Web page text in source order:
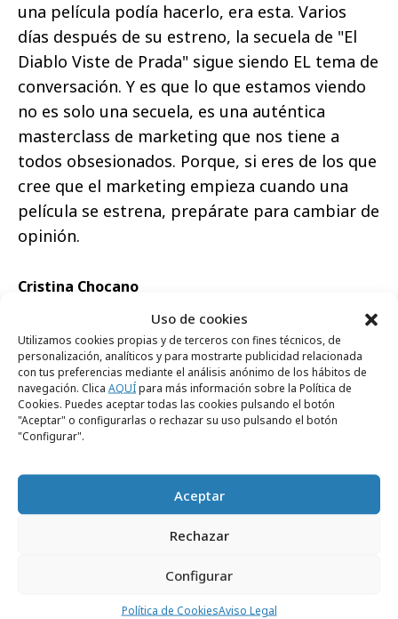
Uso de cookies
Utilizamos cookies propias y de terceros con fines técnicos, de
personalización, analíticos y para mostrarte publicidad relacionada
con tus preferencias mediante el análisis anónimo de los hábitos de
navegación. Clica AQUÍpara más información sobre la Política de
Cookies. Puedes aceptar todas las cookies pulsando el botón
"Aceptar" o configurarlas o rechazar su uso pulsando el botón
"Configurar".
Aceptar
Rechazar
Configurar
Política de CookiesAviso Legal
una película podía hacerlo, era esta. Varios
días después de su estreno, la secuela de "El
Diablo Viste de Prada" sigue siendo EL tema de
conversación. Y es que lo que estamos viendo
no es solo una secuela, es una auténtica
masterclass de marketing que nos tiene a
todos obsesionados. Porque, si eres de los que
cree que el marketing empieza cuando una
película se estrena, prepárate para cambiar de
opinión.
Cristina Chocano
RECIBE NUESTRA
NEWSLETTER
Suscríbete gratis a nuestra newsletter para
creatividad, publicidad, marketing, y